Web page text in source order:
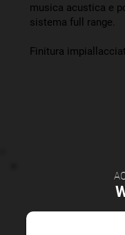
musica acustica e
sistema full range.
Finitura